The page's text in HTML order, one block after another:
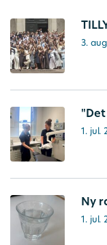
3.
1. jul.
Ny
1. jul.